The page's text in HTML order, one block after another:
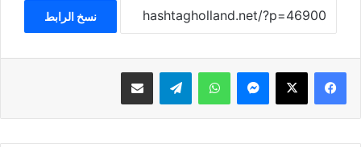
نسخ الرابط
فيسبوك ‫X ماسنجر واتساب تيلقرام مشاركة عبر البريد